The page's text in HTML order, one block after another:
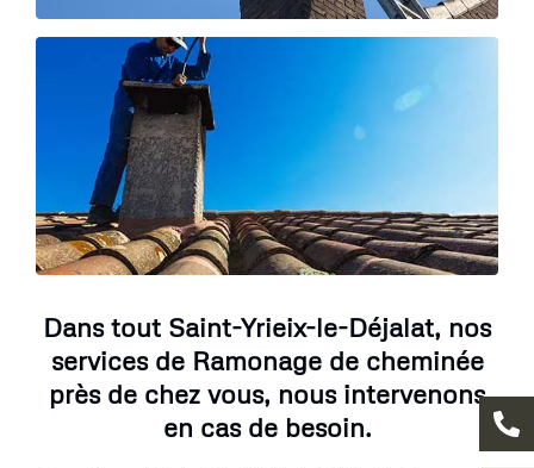
Dans tout Saint-Yrieix-le-Déjalat, nos
services de Ramonage de cheminée
près de chez vous, nous intervenons
en cas de besoin.